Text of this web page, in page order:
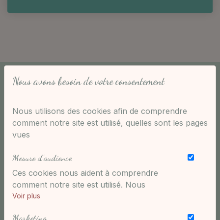
Les réponses aux questions les plus
fréquentes
J'ai accouché par césarienne, quand
puis-je faire ce soin ?
Nous avons besoin de votre consentement
Nous utilisons des cookies afin de comprendre
comment notre site est utilisé, quelles sont les pages
vues
Mesure d'audience
Ces cookies nous aident à comprendre
comment notre site est utilisé. Nous
savons quelles pages sont les plus vues,
Voir plus
Marketing